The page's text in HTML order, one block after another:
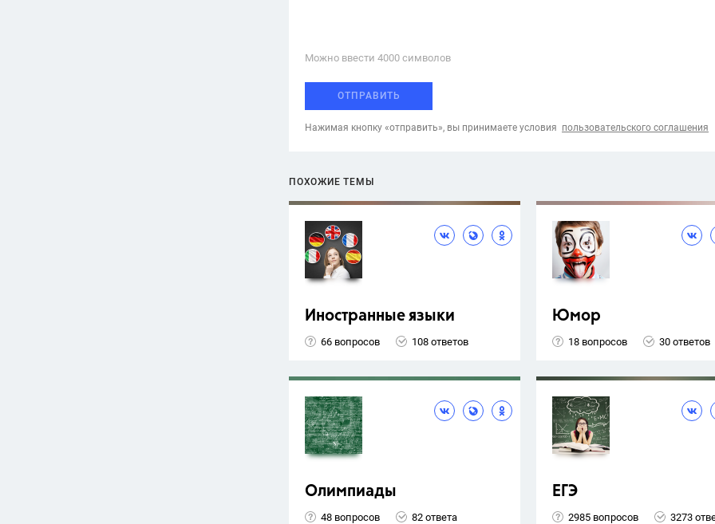
Можно ввести 4000 cимволов
ОТПРАВИТЬ
Нажимая кнопку «отправить», вы принимаете условия пользовательского соглашения
ПОХОЖИЕ ТЕМЫ
Иностранные языки
66 вопросов 108 ответов
Юмор
18 вопросов 30 ответов
Олимпиады
48 вопросов 82 ответа
ЕГЭ
2985 вопросов 3273